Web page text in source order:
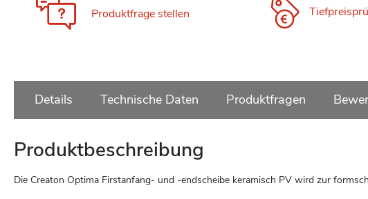
Produktfrage stellen
Details Technische Daten Produktfragen
Produktbeschreibung
Die Creaton Optima Firstanfang- und -endscheibe keramisch PV wird zur